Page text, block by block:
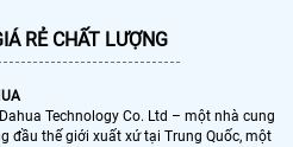
RẺ CHẤT LƯỢNG
Technology Co. Ltd – một nhà cung
đầu thế giới xuất xứ tại Trung Quốc, một